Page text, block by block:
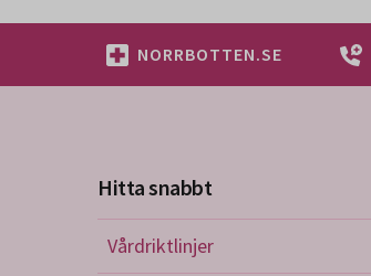
NORRBOTTEN.SE
Hitta snabbt
Vårdriktlinjer